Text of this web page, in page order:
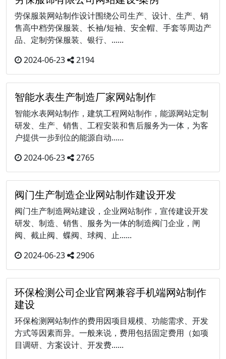
劳保服装网站制作设计围绕公司生产、设计、生产、销
售高中档劳保服装、长袖/短袖、安全帽、手套等周边产
品、定制劳保服装、银行、......
2024-06-23
2194
智能水表生产制造厂家网站制作
智能水表网站制作，建筑工程网站制作，能源网站定制
研发、生产、销售、工程安装和售后服务为一体，为客
户提供一步到位的能源自动......
2024-06-23
2765
阀门生产制造企业网站制作建设开发
阀门生产制造网站建设，企业网站制作，宣传建设开发
研发、制造、销售、服务为一体的制造阀门企业，闸
阀、截止阀、蝶阀、球阀、止......
2024-06-23
2906
环保检测公司企业官网兼容手机端网站制作
建设
环保检测网站制作的费用因项目规模、功能需求、开发
方式等因素而异。一般来说，费用包括固定费用（如项
目调研、方案设计、开发费......